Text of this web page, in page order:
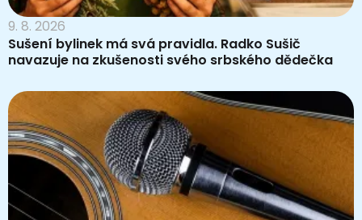
9. 8. 2026
Sušení bylinek má svá pravidla. Radko Sušič
navazuje na zkušenosti svého srbského dědečka